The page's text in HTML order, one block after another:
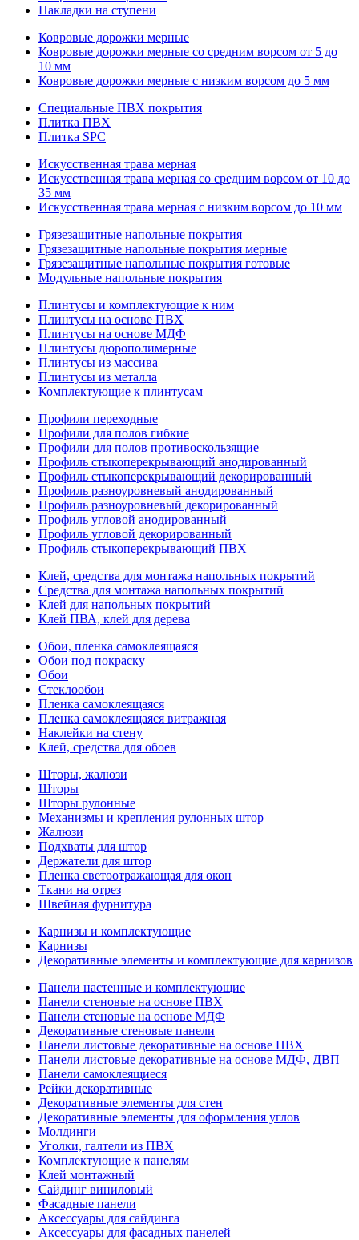
Накладки на ступени
Ковровые дорожки мерные
Ковровые дорожки мерные со средним ворсом от 5 до
10 мм
Ковровые дорожки мерные с низким ворсом до 5 мм
Специальные ПВХ покрытия
Плитка ПВХ
Плитка SPC
Искуccтвенная трава мерная
Искусственная трава мерная со средним ворсом от 10 до
35 мм
Искусственная трава мерная с низким ворсом до 10 мм
Грязезащитные напольные покрытия
Грязезащитные напольные покрытия мерные
Грязезащитные напольные покрытия готовые
Модульные напольные покрытия
Плинтусы и комплектующие к ним
Плинтусы на основе ПВХ
Плинтусы на основе МДФ
Плинтусы дюрополимерные
Плинтусы из массива
Плинтусы из металла
Комплектующие к плинтусам
Профили переходные
Профили для полов гибкие
Профили для полов противоскользящие
Профиль стыкоперекрывающий анодированный
Профиль стыкоперекрывающий декорированный
Профиль разноуровневый анодированный
Профиль разноуровневый декорированный
Профиль угловой анодированный
Профиль угловой декорированный
Профиль стыкоперекрывающий ПВХ
Клей, средства для монтажа напольных покрытий
Средства для монтажа напольных покрытий
Клей для напольных покрытий
Клей ПВА, клей для дерева
Обои, пленка самоклеящаяся
Обои под покраску
Обои
Стеклообои
Пленка самоклеящаяся
Пленка самоклеящаяся витражная
Наклейки на стену
Клей, средства для обоев
Шторы, жалюзи
Шторы
Шторы рулонные
Механизмы и крепления рулонных штор
Жалюзи
Подхваты для штор
Держатели для штор
Пленка светоотражающая для окон
Ткани на отрез
Швейная фурнитура
Карнизы и комплектующие
Карнизы
Декоративные элементы и комплектующие для карнизов
Панели настенные и комплектующие
Панели стеновые на основе ПВХ
Панели стеновые на основе МДФ
Декоративные стеновые панели
Панели листовые декоративные на основе ПВХ
Панели листовые декоративные на основе МДФ, ДВП
Панели самоклеящиеся
Рейки декоративные
Декоративные элементы для стен
Декоративные элементы для оформления углов
Молдинги
Уголки, галтели из ПВХ
Комплектующие к панелям
Клей монтажный
Сайдинг виниловый
Фасадные панели
Аксессуары для сайдинга
Аксессуары для фасадных панелей